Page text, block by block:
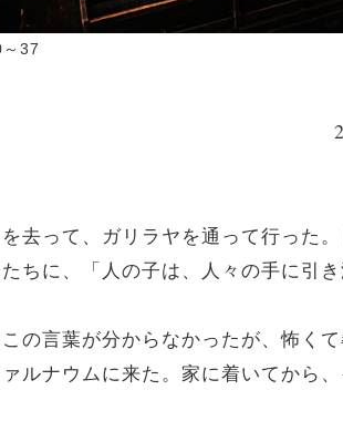
37
去って、ガリラヤを通って行った
ちに、「人の子は、人々の手に引
の言葉が分からなかったが、怖くて
ルナウムに来た。家に着いてから